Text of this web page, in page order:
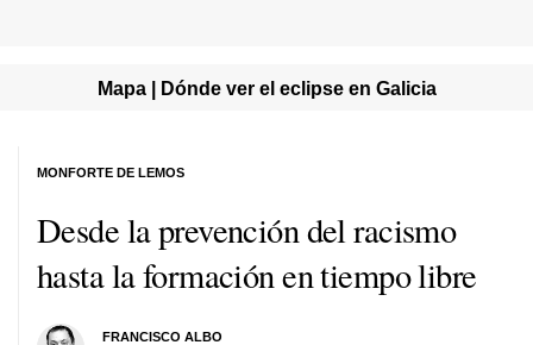
Mapa | Dónde ver el eclipse en Galicia
Desde la prevención del racismo
hasta la formación en tiempo libre
FRANCISCO ALBO
MONFORTE DE LEMOS